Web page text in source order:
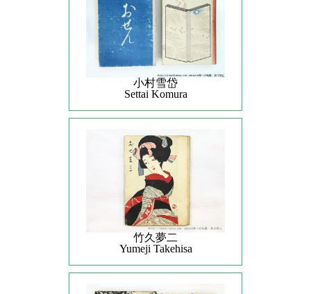
小村雪岱
Settai Komura
竹久夢二
Yumeji Takehisa